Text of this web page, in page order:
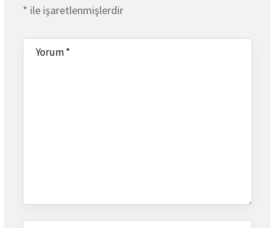
* ile işaretlenmişlerdir